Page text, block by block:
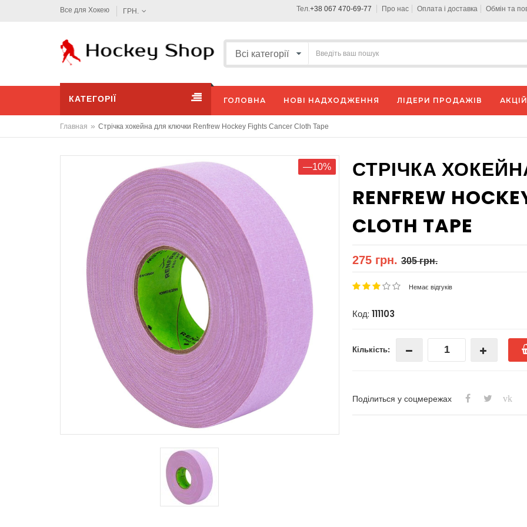
Все для Хокею ГРН. Тел.+38 067 470-69-77 Про нас Оплата і доставка Обмін та
КАТЕГОРІЇ ГОЛОВНА НОВІ НАДХОДЖЕННЯ ЛІДЕРИ ПРОДАЖІВ
Главная » Стрічка хокейна для ключки Renfrew Hockey Fights Cancer Cloth Tape
—10%
СТРІЧКА
RENFREW
CLOTH TAPE
275 грн. 305 грн.
Немає відгуків
Код: 111103
Кількість:
Поділиться у соцмережах vk